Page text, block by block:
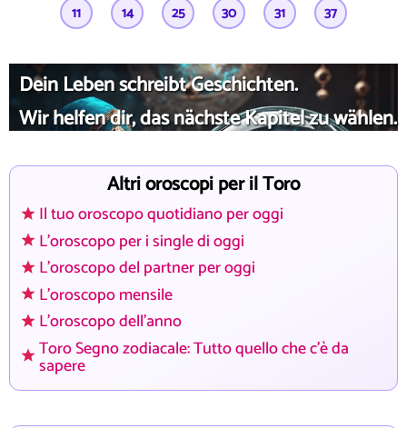
11 14 25 30 31 37
Dein Leben schreibt Geschichten.
Wir helfen dir, das nächste Kapitel zu wählen.
Altri oroscopi per il Toro
Il tuo oroscopo quotidiano per oggi
L'oroscopo per i single di oggi
L'oroscopo del partner per oggi
L'oroscopo mensile
L'oroscopo dell'anno
Toro Segno zodiacale: Tutto quello che c'è da
sapere